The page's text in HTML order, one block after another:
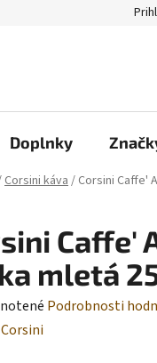
Doplnky
Corsini káva/ Corsini Caffe'
Caffe'
mletá
Podrobnosti
Corsini